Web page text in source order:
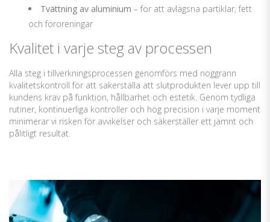
Tvättning av aluminium – för att avlägsna partiklar, fett
och föroreningar
Kvalitet i varje steg av processen
Alla steg i tillverkningsprocessen genomförs med noggrann
kvalitetskontroll för att säkerställa att slutprodukten lever upp till
kundens krav på funktion, hållbarhet och estetik. Genom tydliga
rutiner, kontinuerliga kontroller och hög precision i varje moment
minimerar vi risken för avvikelser och säkerställer ett jämnt och
pålitligt resultat.